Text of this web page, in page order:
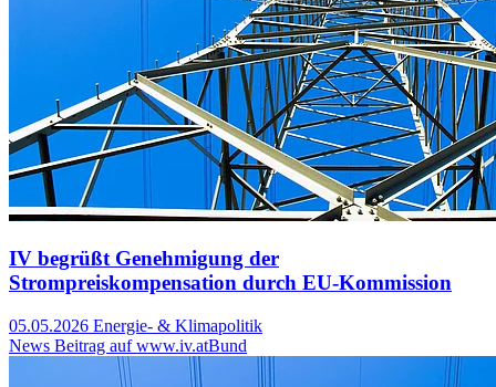
IV begrüßt Genehmigung der
Strompreiskompensation durch EU-Kommission
05.05.2026 Energie- & Klimapolitik
News Beitrag auf www.iv.atBund